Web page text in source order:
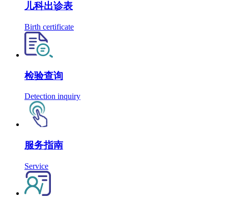
儿科出诊表
Birth certificate
检验查询
Detection inquiry
服务指南
Service